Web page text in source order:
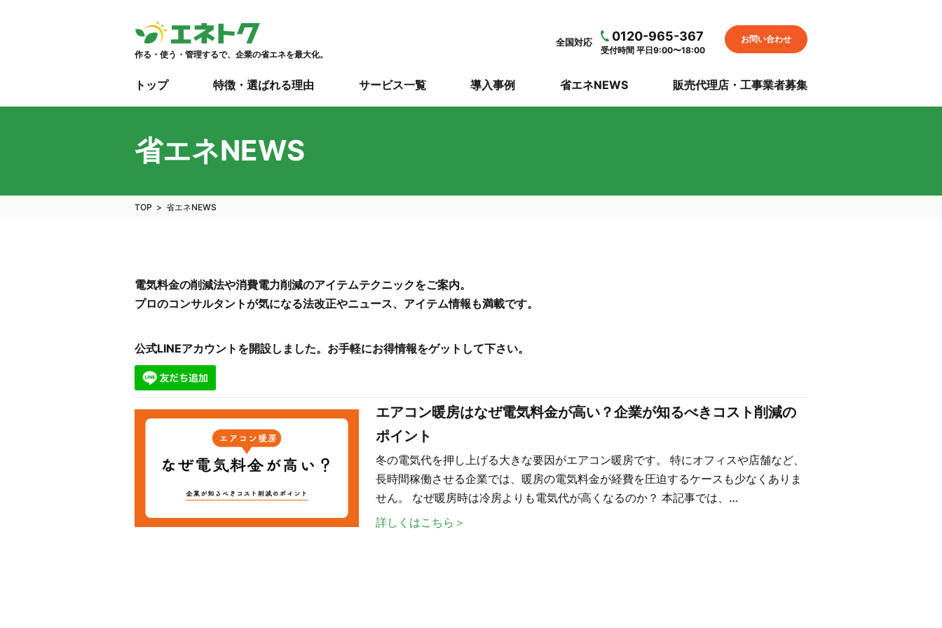
作る・使う・管理するで、企業の省エネを最大化。
全国対応 0120-965-367
受付時間 平日9:00〜18:00
お問い合わせ
トップ 特徴・選ばれる理由 サービス一覧 導入事例 省エネNEWS 販売代理店・工事業者募集
省エネNEWS
TOP 省エネNEWS
電気料金の削減法や消費電力削減のアイテムテクニックをご案内。
プロのコンサルタントが気になる法改正やニュース、アイテム情報も満載です。
公式LINEアカウントを開設しました。お手軽にお得情報をゲットして下さい。
エアコン暖房はなぜ電気料金が高い？企業が知るべきコスト削減の
ポイント
冬の電気代を押し上げる大きな要因がエアコン暖房です。 特にオフィスや店舗など、
長時間稼働させる企業では、暖房の電気料金が経費を圧迫するケースも少なくありま
せん。 なぜ暖房時は冷房よりも電気代が高くなるのか？ 本記事では、…
詳しくはこちら＞